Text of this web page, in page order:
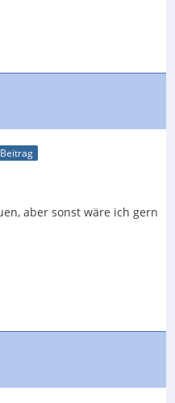
aber sonst wäre ich gern